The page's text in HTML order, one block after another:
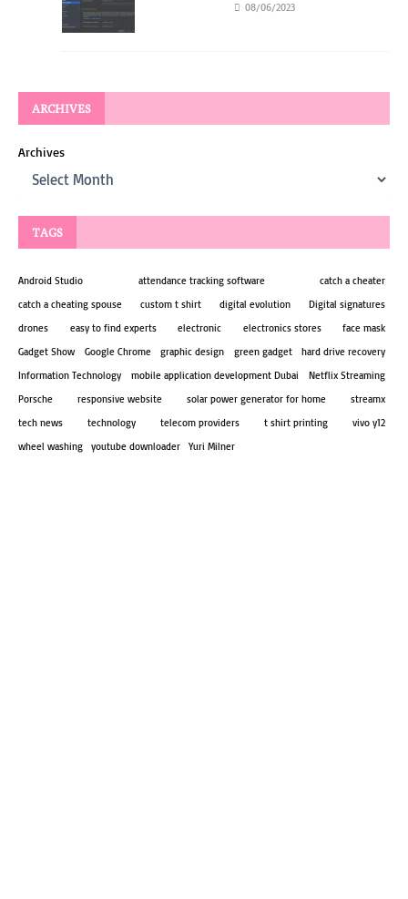
08/06/2023
ARCHIVES
Archives
TAGS
Android Studio attendance tracking software
catch a cheater
catch a cheating spouse
custom t shirt digital evolution
Digital signatures
drones
easy to find experts electronic electronics stores
face mask
Gadget Show
Google Chrome graphic design green gadget
hard drive recovery
Information Technology
mobile application development Dubai
Netflix Streaming
Porsche
responsive website solar power generator for home
streamx
tech news
technology telecom providers t shirt printing
vivo y12
wheel washing
youtube downloader Yuri Milner